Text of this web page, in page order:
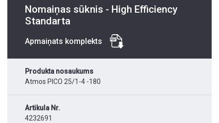
Nomaiņas sūknis - High Efficiency
Standarta
Apmaiņats komplekts
Produkta nosaukums
Atmos PICO 25/1-4 -180
Artikula Nr.
4232691